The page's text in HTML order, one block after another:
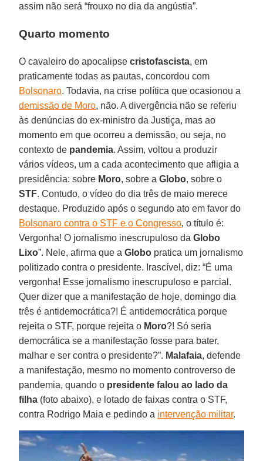
assim não será “frouxo no dia da angústia”.
Quarto momento
O cavaleiro do apocalipsecristofascista, em
praticamente todas as pautas, concordou com
Bolsonaro. Todavia, na crise política que ocasionou a
demissão de Moro, não. A divergência não se referiu
às denúncias do ex-ministro da Justiça, mas ao
momento em que ocorreu a demissão, ou seja, no
contexto de pandemia. Assim, voltou a produzir
vários vídeos, um a cada acontecimento que afligia a
presidência: sobre Moro, sobre aGlobo, sobre o
STF. Contudo, o vídeo do dia três de maio merece
destaque. Produzido após o segundo ato em favor do
Bolsonaro contra o STF e o Congresso, o título é:
Vergonha! O jornalismo inescrupuloso daGlobo
Lixo”. Nele, afirma que aGlobo pratica um jornalismo
politizado contra o presidente. Irascível, diz: “É uma
vergonha! Esse jornalismo inescrupuloso e parcial.
Quer dizer que a manifestação de hoje, domingo dia
três é antidemocrática?! É antidemocrática porque
rejeita o STF, porque rejeita o Moro?! Só seria
democrática se a manifestação fosse para bater,
malhar e ser contra o presidente?”. Malafaia, defende
a manifestação, mesmo no momento controverso de
pandemia, quando o presidente falou ao lado da
filha (foto abaixo), e lotado de faixas contra o STF,
contra Rodrigo Maia e pedindo a intervenção militar.